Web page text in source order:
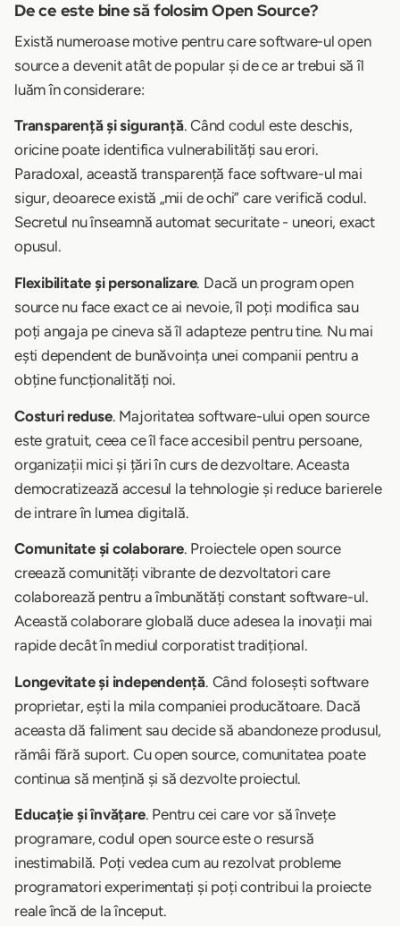
De ce este bine să folosim Open Source?
Există numeroase motive pentru care software-ul open
source a devenit atât de popular și de ce ar trebui să îl
luăm în considerare:
Transparență și siguranță. Când codul este deschis,
oricine poate identifica vulnerabilități sau erori.
Paradoxal, această transparență face software-ul mai
sigur, deoarece există „mii de ochi” care verifică codul.
Secretul nu înseamnă automat securitate - uneori, exact
opusul.
Flexibilitate și personalizare. Dacă un program open
source nu face exact ce ai nevoie, îl poți modifica sau
poți angaja pe cineva să îl adapteze pentru tine. Nu mai
ești dependent de bunăvoința unei companii pentru a
obține funcționalități noi.
Costuri reduse. Majoritatea software-ului open source
este gratuit, ceea ce îl face accesibil pentru persoane,
organizații mici și țări în curs de dezvoltare. Aceasta
democratizează accesul la tehnologie și reduce barierele
de intrare în lumea digitală.
Comunitate și colaborare. Proiectele open source
creează comunități vibrante de dezvoltatori care
colaborează pentru a îmbunătăți constant software-ul.
Această colaborare globală duce adesea la inovații mai
rapide decât în mediul corporatist tradițional.
Longevitate și independență. Când folosești software
proprietar, ești la mila companiei producătoare. Dacă
aceasta dă faliment sau decide să abandoneze produsul,
rămâi fără suport. Cu open source, comunitatea poate
continua să mențină și să dezvolte proiectul.
Educație și învățare. Pentru cei care vor să învețe
programare, codul open source este o resursă
inestimabilă. Poți vedea cum au rezolvat probleme
programatori experimentați și poți contribui la proiecte
reale încă de la început.